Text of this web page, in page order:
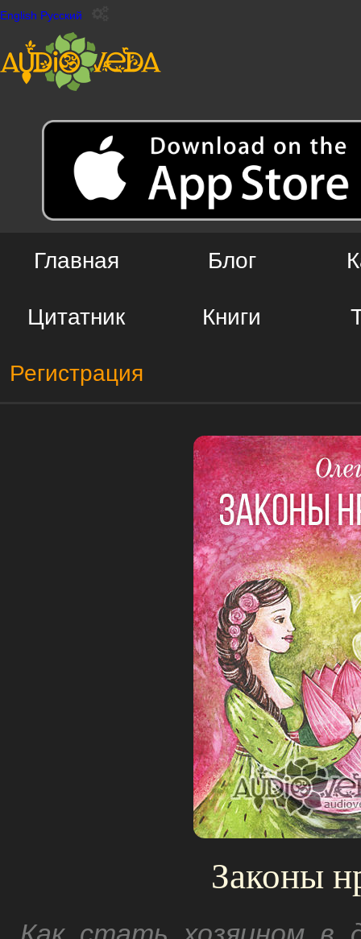
English Русский
Главная Блог
Цитатник Книги
Регистрация
Законы